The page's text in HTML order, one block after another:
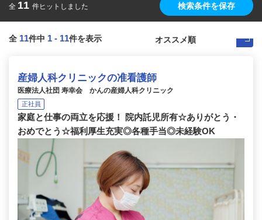
全 11 件ヒットしました 検索条件を保存
全 11件中 1 - 11件を表示
産婦人科クリニックの准看護師
医療法人社団 寿幸会 かんの産婦人科クリニック
正社員
家庭と仕事の両立を応援！ 院内託児所有☆ありがとう・
おめでとう☆福利厚生充実◎各種手当◎未経験OK